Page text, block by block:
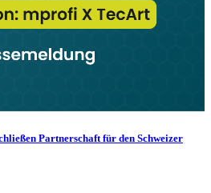
Partnerschaft für den Schweizer